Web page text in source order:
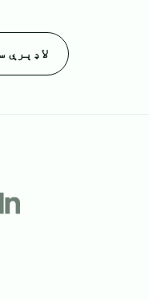
لاډېرې